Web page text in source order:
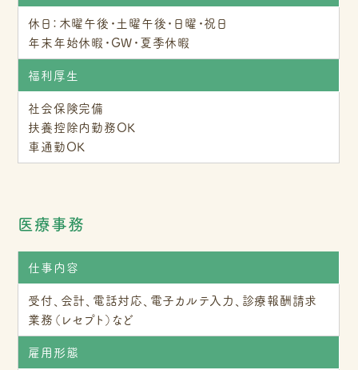
休日：木曜午後・土曜午後・日曜・祝日
年末年始休暇・GW・夏季休暇
福利厚生
社会保険完備
扶養控除内勤務OK
車通勤OK
医療事務
仕事内容
受付、会計、電話対応、電子カルテ入力、診療報酬請求
業務（レセプト）など
雇用形態